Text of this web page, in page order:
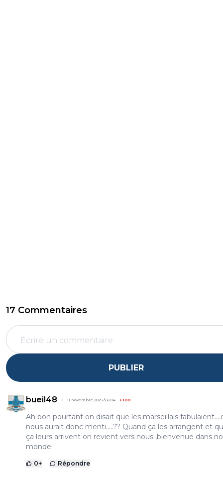
17 Commentaires
PUBLIER
bueil48 11 novembre 2025 à 6:04 +100
Ah bon pourtant on disait que les marseillais
nous aurait donc menti.....?? Quand ça les arrangent et
ça leurs arrivent on revient vers nous ,bienvenue dans
monde
0+ Répondre